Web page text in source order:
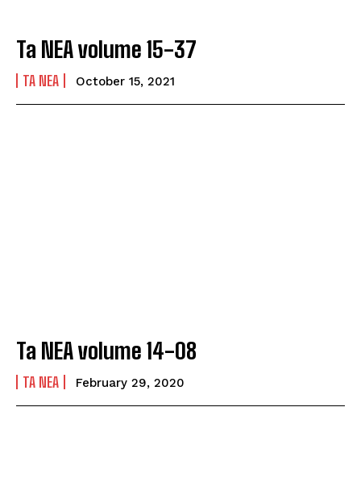
Ta NEA volume 15-37
TA NEA October 15, 2021
Ta NEA volume 14-08
TA NEA February 29, 2020